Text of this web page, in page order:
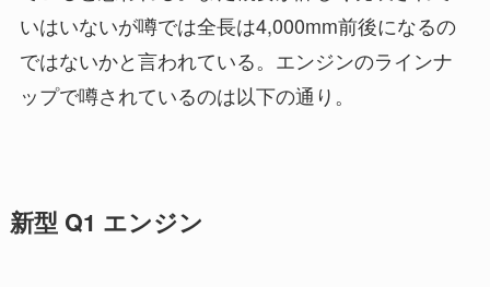
いはいないが噂では全長は4,000mm前後になるの
ではないかと言われている。エンジンのラインナ
ップで噂されているのは以下の通り。
新型 Q1 エンジン